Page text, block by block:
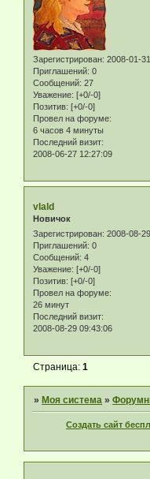
Зарегистрирован: 2008-01-31
Приглашений: 0
Сообщений: 27
Уважение: [+0/-0]
Позитив: [+0/-0]
Провел на форуме:
6 часов 4 минуты
Последний визит:
2008-06-27 12:27:09
vlald
Новичок
Зарегистрирован: 2008-08-29
Приглашений: 0
Сообщений: 4
Уважение: [+0/-0]
Позитив: [+0/-0]
Провел на форуме:
26 минут
Последний визит:
2008-08-29 09:43:06
Страница:1
»Моя система »
Создать сайт